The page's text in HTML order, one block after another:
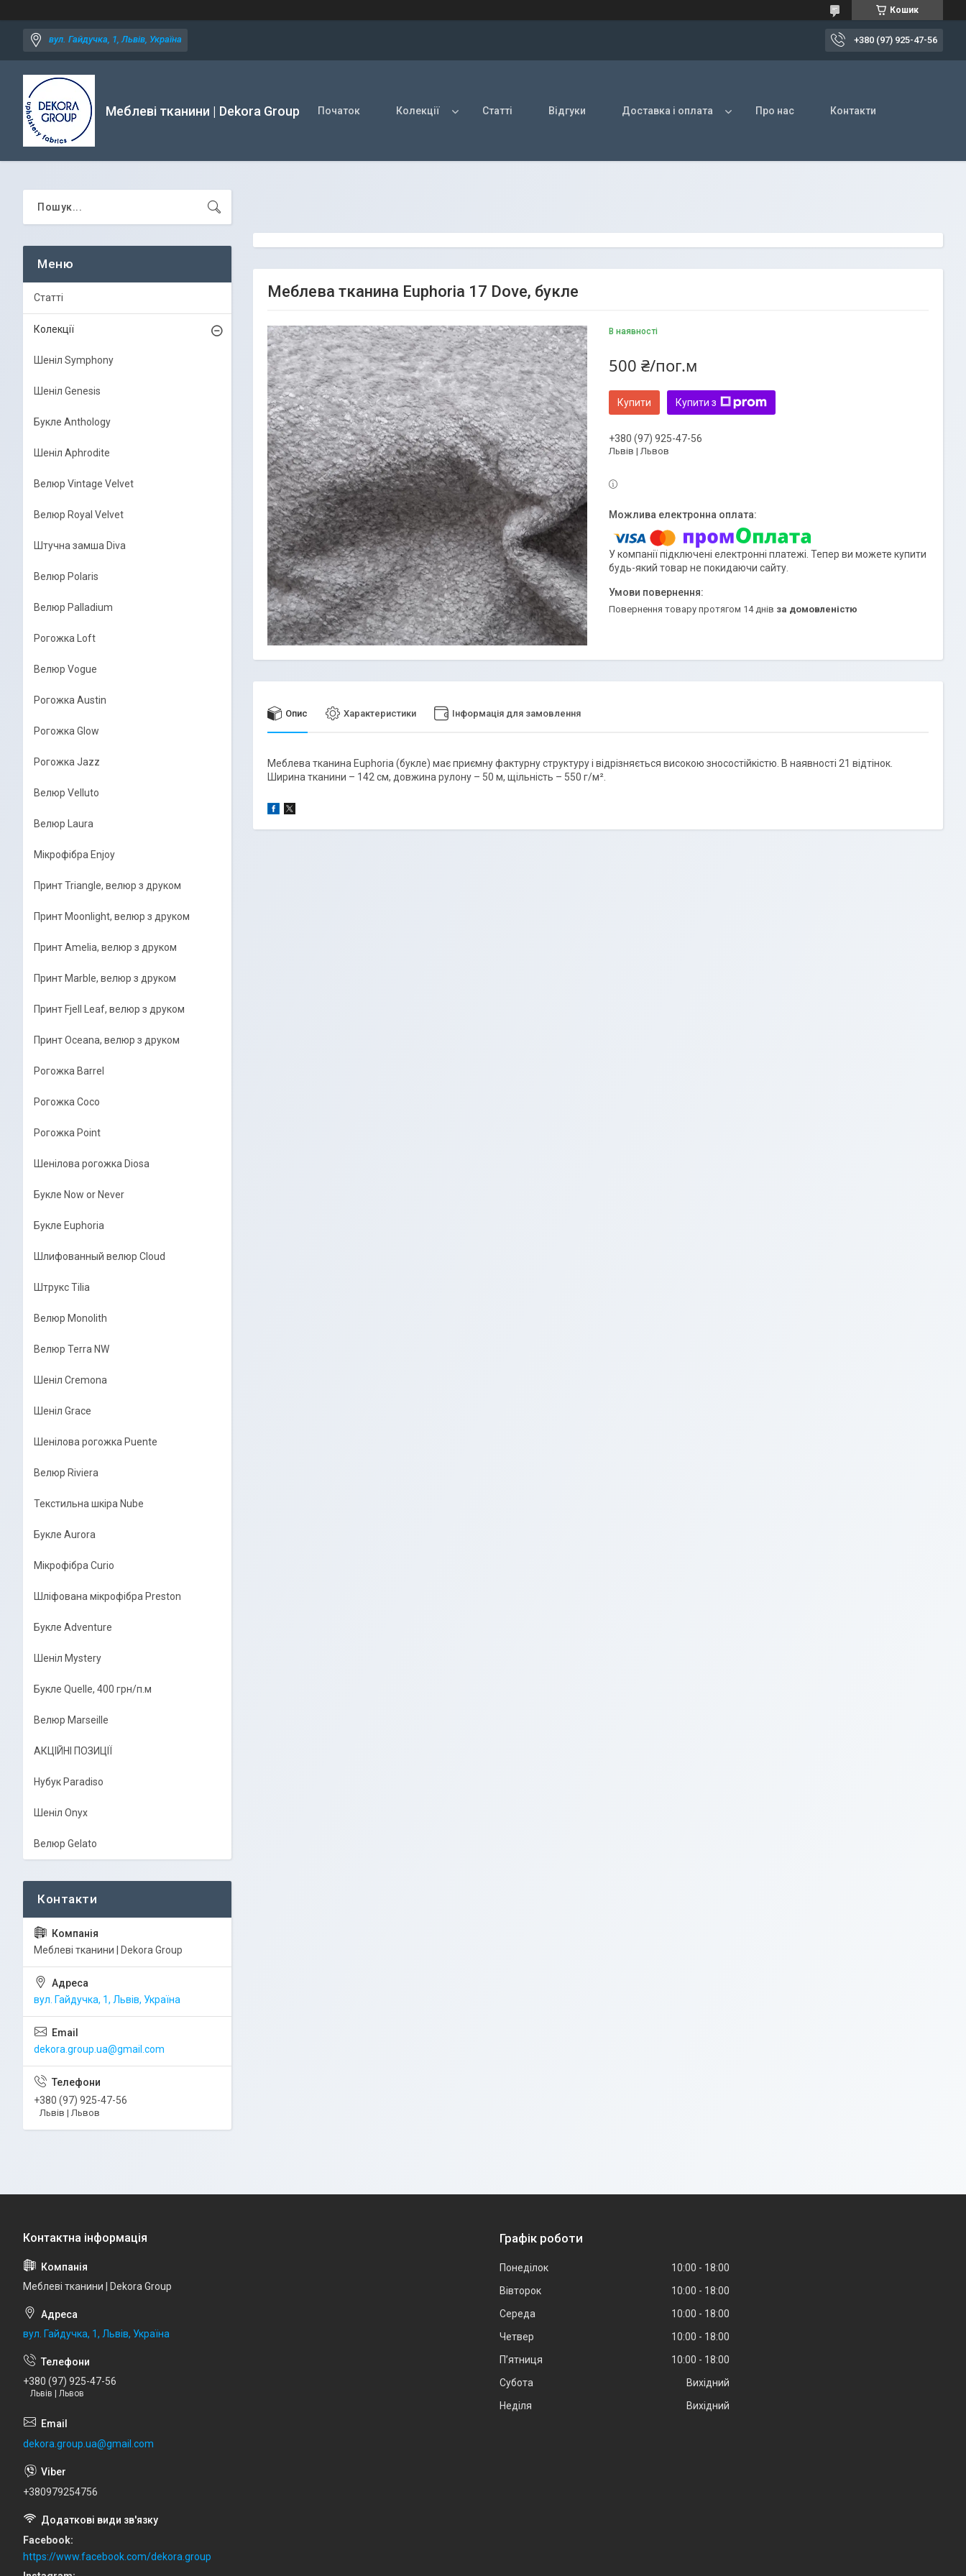
Кошик
вул. Гайдучка, 1, Львів, Україна +380 (97) 925-47-56
Меблеві тканини | Dekora Group Початок Колекції Статті Відгуки Доставка і оплата Про нас Контакти
Меблева тканина Euphoria 17 Dove, букле
В наявності
500 ₴/пог.м
Купити Купити з
+380 (97) 925-47-56
Львів | Львов
У компанії підключені електронні платежі. Тепер ви можете купити
будь-який товар не покидаючи сайту.
повернення товару протягом 14 днів за домовленістю
Опис Характеристики Інформація для замовлення
Меблева тканина Euphoria (букле) має приємну фактурну структуру і відрізняється високою зносостійкістю. В наявності 21 відтінок.
Ширина тканини – 142 см, довжина рулону – 50 м, щільність – 550 г/м².
Статті
Колекції
Шеніл Symphony
Шеніл Genesis
Букле Anthology
Шеніл Aphrodite
Велюр Vintage Velvet
Велюр Royal Velvet
Штучна замша Diva
Велюр Polaris
Велюр Palladium
Рогожка Loft
Велюр Vogue
Рогожка Austin
Рогожка Glow
Рогожка Jazz
Велюр Velluto
Велюр Laura
Мікрофібра Enjoy
Принт Triangle, велюр з друком
Принт Moonlight, велюр з друком
Принт Amelia, велюр з друком
Принт Marble, велюр з друком
Принт Fjell Leaf, велюр з друком
Принт Oceana, велюр з друком
Рогожка Barrel
Рогожка Coco
Рогожка Point
Шенілова рогожка Diosa
Букле Now or Never
Букле Euphoria
Шлифованный велюр Cloud
Штрукс Tilia
Велюр Monolith
Велюр Terra NW
Шеніл Cremona
Шеніл Grace
Шенілова рогожка Puente
Велюр Riviera
Текстильна шкіра Nube
Букле Aurora
Мікрофібра Curio
Шліфована мікрофібра Preston
Букле Adventure
Шеніл Mystery
Букле Quelle, 400 грн/п.м
Велюр Marseille
АКЦІЙНІ ПОЗИЦІЇ
Нубук Paradiso
Шеніл Onyx
Велюр Gelato
Меблеві тканини | Dekora Group
вул. Гайдучка, 1, Львів, Україна
dekora.group.ua@gmail.com
+380 (97) 925-47-56
Львів | Львов
Меблеві тканини | Dekora Group
вул. Гайдучка, 1, Львів, Україна
+380 (97) 925-47-56
Львів | Львов
dekora.group.ua@gmail.com
+380979254756
Facebook
https://www.facebook.com/dekora.group
Графік роботи
Понеділок 10:00
18:00
Вівторок
10:00
18:00
Середа
10:00
18:00
Четвер
10:00
18:00
Пʼятниця
10:00
18:00
Субота
Вихідний
Неділя
Вихідний